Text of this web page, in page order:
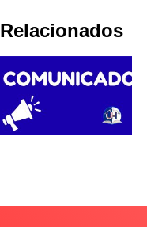
Relacionados